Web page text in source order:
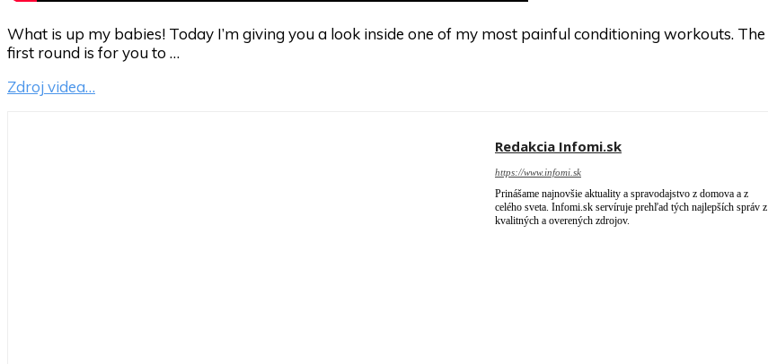
What is up my babies! Today I’m giving you a look inside one of my most painful conditioning workouts. The
first round is for you to …
Zdroj videa…
Redakcia Infomi.sk
https://www.infomi.sk
Prinášame najnovšie aktuality a spravodajstvo z domova a z
celého sveta. Infomi.sk servíruje prehľad tých najlepších správ z
kvalitných a overených zdrojov.